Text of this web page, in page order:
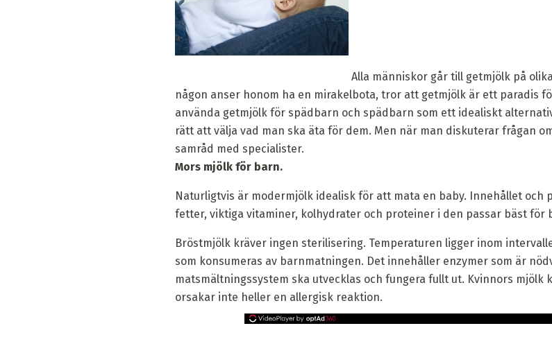
Alla människor går till getmjölk på
någon anser honom ha en mirakelbota, tror att getmjölk är ett paradis
använda getmjölk för spädbarn och spädbarn som ett idealiskt
rätt att välja vad man ska äta för dem. Men när man diskuterar frågan
samråd med specialister.
Mors mjölk för barn.
Naturligtvis är modermjölk idealisk för att mata en baby. Innehållet och
fetter, viktiga vitaminer, kolhydrater och proteiner i den passar bäst för
Bröstmjölk kräver ingen sterilisering. Temperaturen ligger inom
som konsumeras av barnmatningen. Det innehåller enzymer som är
matsmältningssystem ska utvecklas och fungera fullt ut. Kvinnors
orsakar inte heller en allergisk reaktion.